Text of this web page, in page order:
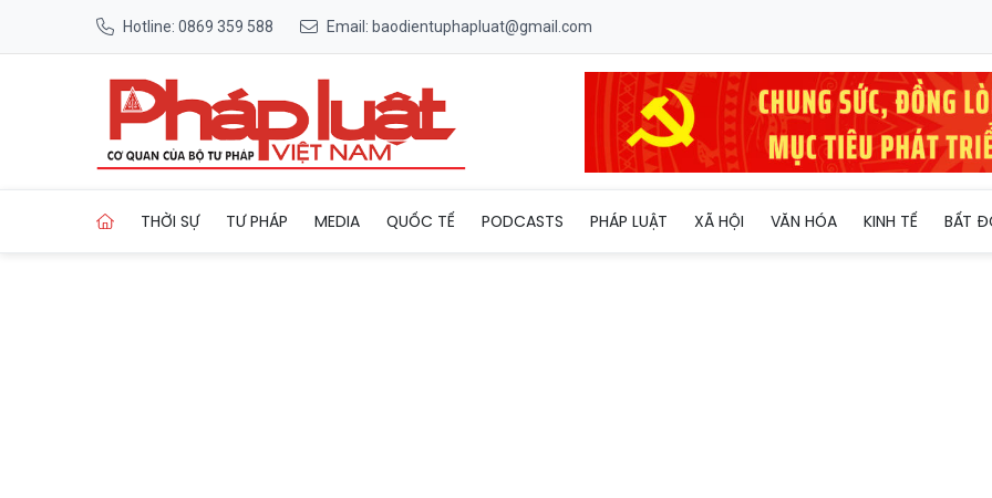
Hotline: 0869 359 588 Email: baodientuphapluat@gmail.com
THỜI SỰ TƯ PHÁP MEDIA QUỐC TẾ PODCASTS PHÁP LUẬT XÃ HỘI VĂN HÓA KINH TẾ BẤT